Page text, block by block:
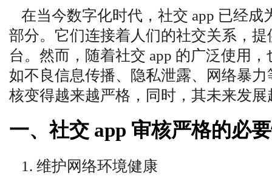
在当今数字化时代，社交 app 已经
部分。它们连接着人们的社交关系，
台。然而，随着社交 app 的广泛使用
如不良信息传播、隐私泄露、网络暴力
核变得越来越严格，同时，其未来发
一、社交 app 审核严格的必
1. 维护网络环境健康